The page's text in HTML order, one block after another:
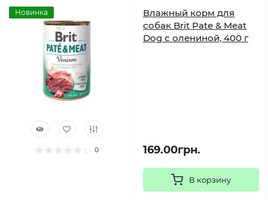
Новинка
0
Влажный корм для
собак Brit Pate & Meat
Dog с олениной, 400 г
169.00грн.
В корзину